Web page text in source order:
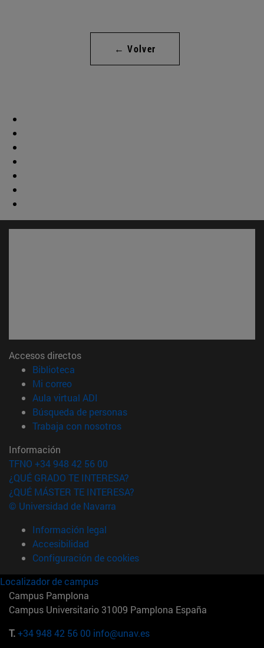
← Volver
Accesos directos
Biblioteca
Mi correo(abre en nueva ventana)
Aula virtual ADI
Búsqueda de personas(abre en nueva ventana)
Trabaja con nosotros(abre en nueva ventana)
Información
TFNO +34 948 42 56 00
¿QUÉ GRADO TE INTERESA?
¿QUÉ MÁSTER TE INTERESA?
© Universidad de Navarra
Información legal
Accesibilidad
Configuración de cookies
Localizador de campus
Campus Pamplona
Campus Universitario 31009 Pamplona España
T.+34 948 42 56 00 info@unav.es